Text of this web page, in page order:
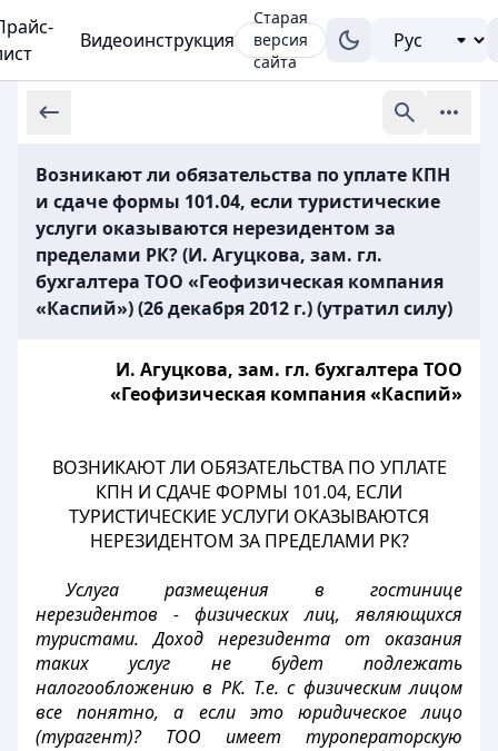
Видеоинструкция
Старая
версия
сайта
Возникают ли обязательства по уплате КПН
и сдаче формы 101.04, если туристические
услуги оказываются нерезидентом за
пределами РК? (И. Агуцкова, зам. гл.
бухгалтера ТОО «Геофизическая компания
«Каспий») (26 декабря 2012 г.) (утратил силу)
И. Агуцкова, зам. гл. бухгалтера ТОО
«Геофизическая компания «Каспий»
ВОЗНИКАЮТ ЛИ ОБЯЗАТЕЛЬСТВА ПО УПЛАТЕ
КПН И СДАЧЕ ФОРМЫ 101.04, ЕСЛИ
ТУРИСТИЧЕСКИЕ УСЛУГИ ОКАЗЫВАЮТСЯ
НЕРЕЗИДЕНТОМ ЗА ПРЕДЕЛАМИ РК?
Услуга размещения в гостинице
нерезидентов - физических лиц, являющихся
туристами. Доход нерезидента от оказания
таких услуг не будет подлежать
налогообложению в РК. Т.е. с физическим лицом
все понятно, а если это юридическое лицо
(турагент)? ТОО имеет туроператорскую